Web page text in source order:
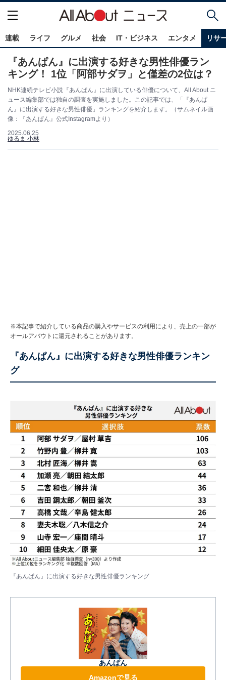
連載 ライフ グルメ 社会 IT・ビジネス エンタメ リサ
『あんぱん』に出演する好きな男性俳優ラン
キング！ 1位「阿部サダヲ」と僅差の2位は？
NHK連続テレビ小説『あんぱん』に出演している俳優について、All About ニ
ュース編集部では独自の調査を実施しました。この記事では、「『あんぱ
ん』に出演する好きな男性俳優」ランキングを紹介します。（サムネイル画
像：『あんぱん』公式Instagramより）
2025.06.25
ゆるま 小林
※本記事で紹介している商品の購入やサービスの利用により、売上の一部が
オールアバウトに還元されることがあります。
『あんぱん』に出演する好きな男性俳優ランキン
グ
『あんぱん』に出演する好きな男性俳優ランキング
あんぱん
Amazonで見る